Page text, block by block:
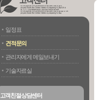
일정표
견적문의
관리자에게 메일보내기
기술자료실
고객친절상담센터